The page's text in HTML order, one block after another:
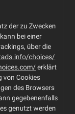
der zu Zwecken
bei einer
über die
choices/
erklärt
von Cookies
des Browsers
gegebenenfalls
genutzt werden